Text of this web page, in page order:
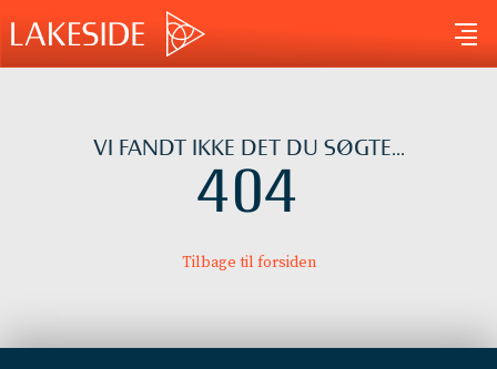
indholdet
VI FANDT IKKE DET DU SØGTE...
404
Tilbage til forsiden